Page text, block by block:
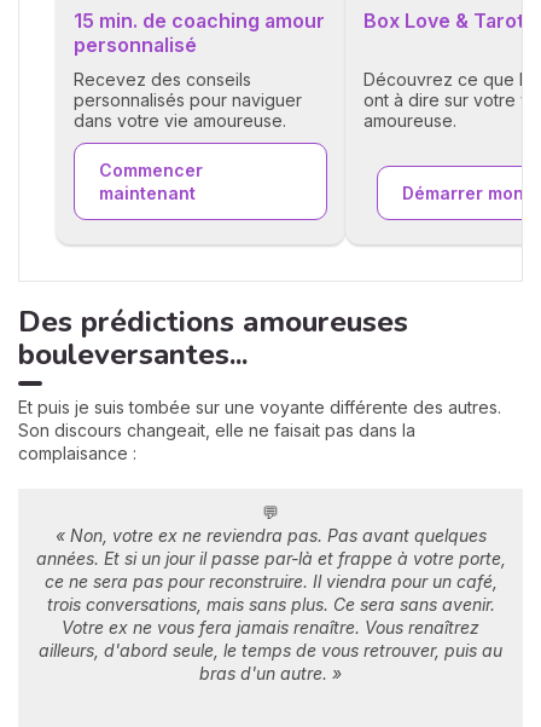
15 min. de coaching amour
personnalisé
Recevez des conseils
personnalisés pour naviguer
dans votre vie amoureuse.
Commencer
maintenant
Box Love & Tarot
Découvrez ce que
ont à dire sur votre
amoureuse.
Démarrer mon
Des prédictions amoureuses
bouleversantes...
Et puis je suis tombée sur une voyante différente des autres.
Son discours changeait, elle ne faisait pas dans la
complaisance :
💬
« Non, votre ex ne reviendra pas. Pas avant quelques
années. Et si un jour il passe par-là et frappe à votre porte,
ce ne sera pas pour reconstruire. Il viendra pour un café,
trois conversations, mais sans plus. Ce sera sans avenir.
Votre ex ne vous fera jamais renaître. Vous renaîtrez
ailleurs, d'abord seule, le temps de vous retrouver, puis au
bras d'un autre. »